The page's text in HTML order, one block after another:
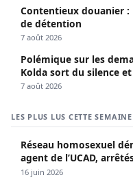
Contentieux douanier :
de détention
7 août 2026
Polémique sur les
Kolda sort du silence
7 août 2026
LES PLUS LUS CETTE SEMAINE
Réseau homosexuel
agent de l’UCAD,
propagé le VIH depuis
16 juin 2026